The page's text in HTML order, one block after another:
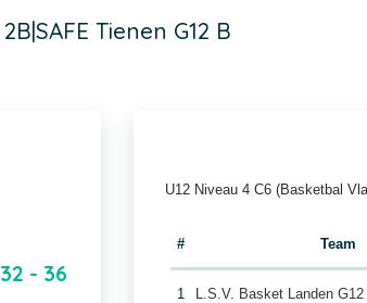
2B|SAFE Tienen G12 B
32 - 36
U12 Niveau 4 C6 (Basketbal
# Team
1 L.S.V. Basket Landen G12